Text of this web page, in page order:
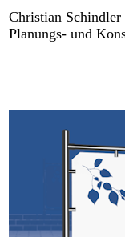
Christian Schindler
Planungs- und